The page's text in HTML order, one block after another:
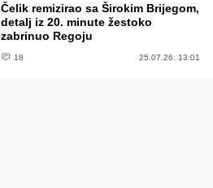
Čelik remizirao sa Širokim Brijegom,
detalj iz 20. minute žestoko
zabrinuo Regoju
18 25.07.26. 13:01